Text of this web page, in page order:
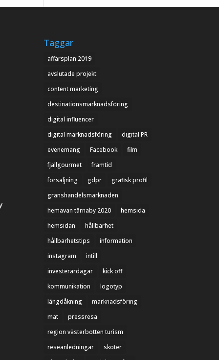
Taggar
affärsplan 2019
avslutade projekt
content marketing
destinationsmarknadsföring
digital influencer
digital marknadsföring
digital PR
evenemang
Facebook
film
fjällgourmet
framtid
försäljning
gdpr
grafisk profil
gränshandelsmarknaden
hemavan tärnaby 2020
hemsida
hemsidan
hållbarhet
hållbarhetstips
information
instagram
intill
investerardagar
kick off
kommunikation
logotyp
längdåkning
marknadsföring
mat
pressresa
region västerbotten turism
reseanledningar
skoter